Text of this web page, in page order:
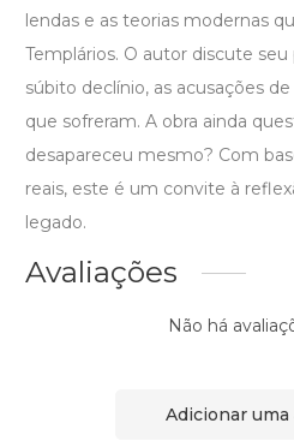
lendas e as teorias modernas
Templários. O autor discute
súbito declínio, as acusações
que sofreram. A obra ainda
desapareceu mesmo? Com
reais, este é um convite à
legado.
Avaliações
Não há
Adicionar uma